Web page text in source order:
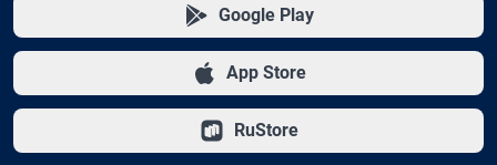
Google Play
App Store
RuStore